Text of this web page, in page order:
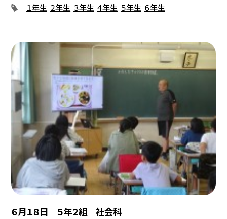
１年生 ２年生 ３年生 ４年生 ５年生 ６年生
６月１８日 ５年２組 社会科